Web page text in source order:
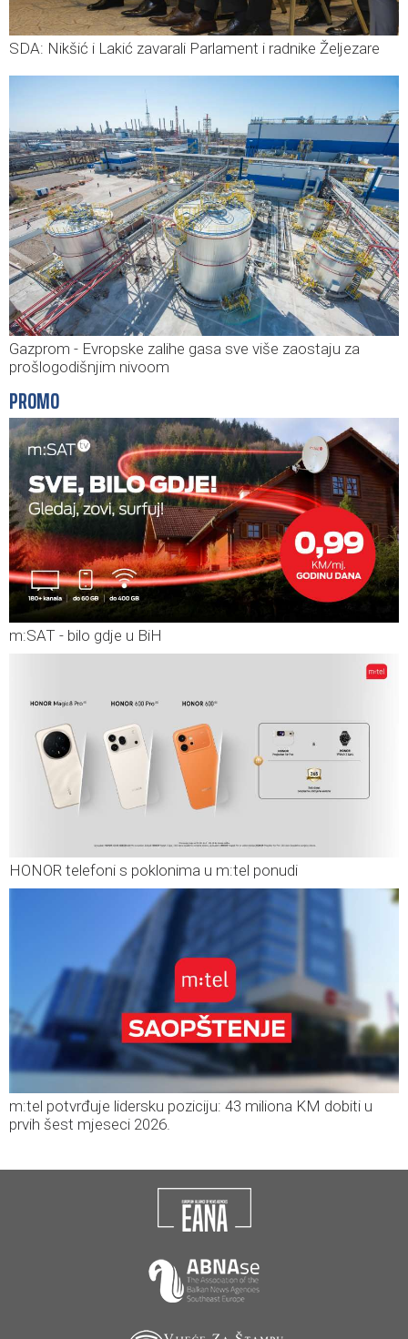
SDA: Nikšić i Lakić zavarali Parlament i radnike Željezare
Gazprom - Evropske zalihe gasa sve više zaostaju za
prošlogodišnjim nivoom
PROMO
m:SAT - bilo gdje u BiH
HONOR telefoni s poklonima u m:tel ponudi
m:tel potvrđuje lidersku poziciju: 43 miliona KM dobiti u
prvih šest mjeseci 2026.